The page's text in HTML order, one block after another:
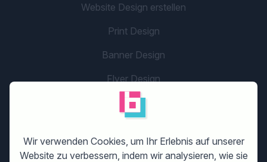
Website Design erstellen
Print Design
Banner Design
Flyer Design
Grafikdesign
Social Media/App Design
Wir verwenden Cookies, um Ihr Erlebnis auf unserer
Website zu verbessern, indem wir analysieren, wie sie